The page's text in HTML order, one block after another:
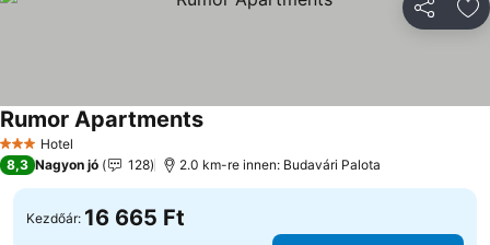
3 Kategória
Hotel
Rumor ApartmentsÁrak megjelenítése
8,3 Nagyon jó 128 2.0 km-re innen: Budavári Palota
Kezdőár: 16 665 Ft